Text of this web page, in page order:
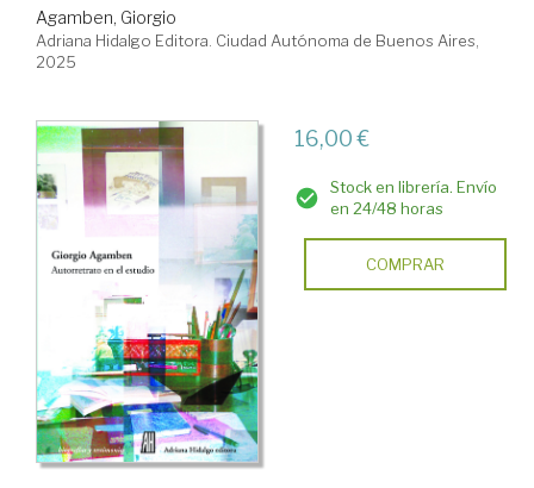
Agamben, Giorgio
Adriana Hidalgo Editora. Ciudad Autónoma de Buenos Aires,
2025
16,00 €
Stock en librería. Envío
en 24/48 horas
COMPRAR